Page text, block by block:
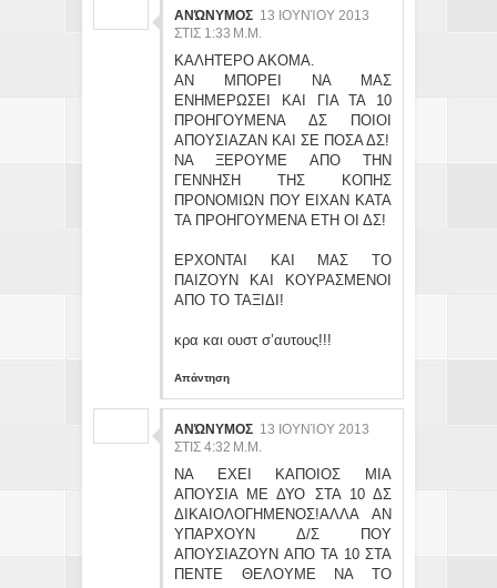
ΑΝΏΝΥΜΟΣ 13 ΙΟΥΝΊΟΥ 2013
ΣΤΙΣ 1:33 Μ.Μ.
ΚΑΛΗΤΕΡΟ ΑΚΟΜΑ.
ΑΝ ΜΠΟΡΕΙ ΝΑ ΜΑΣ
ΕΝΗΜΕΡΩΣΕΙ ΚΑΙ ΓΙΑ ΤΑ 10
ΠΡΟΗΓΟΥΜΕΝΑ ΔΣ ΠΟΙΟΙ
ΑΠΟΥΣΙΑΖΑΝ ΚΑΙ ΣΕ ΠΟΣΑ ΔΣ!
ΝΑ ΞΕΡΟΥΜΕ ΑΠΟ ΤΗΝ
ΓΕΝΝΗΣΗ ΤΗΣ ΚΟΠΗΣ
ΠΡΟΝΟΜΙΩΝ ΠΟΥ ΕΙΧΑΝ ΚΑΤΑ
ΤΑ ΠΡΟΗΓΟΥΜΕΝΑ ΕΤΗ ΟΙ ΔΣ!
ΕΡΧΟΝΤΑΙ ΚΑΙ ΜΑΣ ΤΟ
ΠΑΙΖΟΥΝ ΚΑΙ ΚΟΥΡΑΣΜΕΝΟΙ
ΑΠΟ ΤΟ ΤΑΞΙΔΙ!
κρα και ουστ σ’αυτους!!!
Απάντηση
ΑΝΏΝΥΜΟΣ 13 ΙΟΥΝΊΟΥ 2013
ΣΤΙΣ 4:32 Μ.Μ.
ΝΑ ΕΧΕΙ ΚΑΠΟΙΟΣ ΜΙΑ
ΑΠΟΥΣΙΑ ΜΕ ΔΥΟ ΣΤΑ 10 ΔΣ
ΔΙΚΑΙΟΛΟΓΗΜΕΝΟΣ!ΑΛΛΑ ΑΝ
ΥΠΑΡΧΟΥΝ Δ/Σ ΠΟΥ
ΑΠΟΥΣΙΑΖΟΥΝ ΑΠΟ ΤΑ 10 ΣΤΑ
ΠΕΝΤΕ ΘΕΛΟΥΜΕ ΝΑ ΤΟ